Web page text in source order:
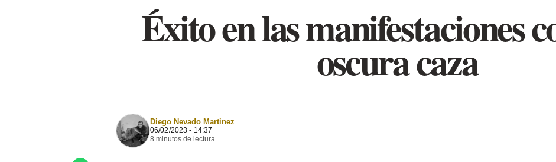
Éxito en las manifestaciones
oscura caza
Diego Nevado Martinez
06/02/2023 - 14:37
8 minutos de lectura